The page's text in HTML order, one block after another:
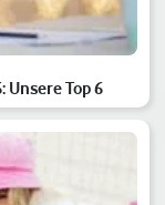
Top 6